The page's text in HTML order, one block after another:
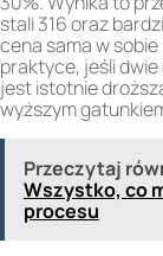
stali 316 oraz
cena sama w
praktyce, jeśli
jest istotnie
wyższym
Przeczytaj
Wszystko, co
procesu